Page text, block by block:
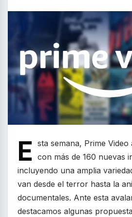
E sta semana, Prime
con más de 160 nuevas
incluyendo una amplia
van desde el terror hasta la
documentales. Ante esta
destacamos algunas